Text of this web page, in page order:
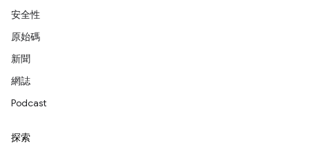
安全性
原始碼
新聞
網誌
Podcast
探索